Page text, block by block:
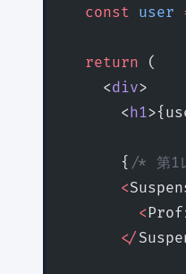
  const
user
  return
(
    <
div>
      <
h1
      {
/* 第1
      <
        <
      </